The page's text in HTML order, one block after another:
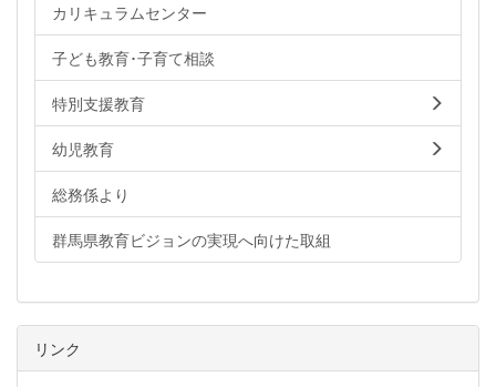
カリキュラムセンター
子ども教育･子育て相談
特別支援教育
幼児教育
総務係より
群馬県教育ビジョンの実現へ向けた取組
リンク